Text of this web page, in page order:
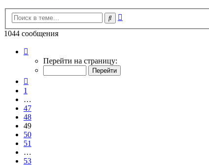
Поиск
1044 сообщения
49
Перейти на страницу:
1
…
47
48
49
50
51
…
53